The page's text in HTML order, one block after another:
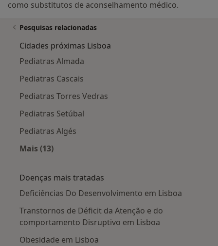
como substitutos de aconselhamento médico.
Pesquisas relacionadas
Cidades próximas Lisboa
Pediatras Almada
Pediatras Cascais
Pediatras Torres Vedras
Pediatras Setúbal
Pediatras Algés
Mais (13)
Doenças mais tratadas
Deficiências Do Desenvolvimento em Lisboa
Transtornos de Déficit da Atenção e do
comportamento Disruptivo em Lisboa
Obesidade em Lisboa